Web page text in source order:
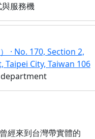
與服務機
· No. 170, Section 2,
Taipei City, Taiwan 106
經來到台灣帶實體的